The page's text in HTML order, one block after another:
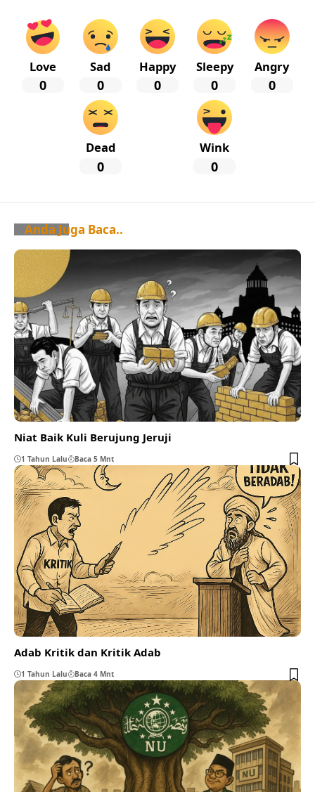
Love
0
Sad
0
Happy
0
Sleepy
0
Angry
0
Dead
0
Wink
0
Anda Juga Baca..
Niat Baik Kuli Berujung Jeruji
1 Tahun Lalu Baca 5 Mnt
Adab Kritik dan Kritik Adab
1 Tahun Lalu Baca 4 Mnt